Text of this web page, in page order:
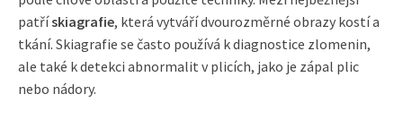
patřískiagrafie, která vytváří dvourozměrné obrazy kostí a
tkání. Skiagrafie se často používá k diagnostice zlomenin,
ale také k detekci abnormalit v plicích, jako je zápal plic
nebo nádory.